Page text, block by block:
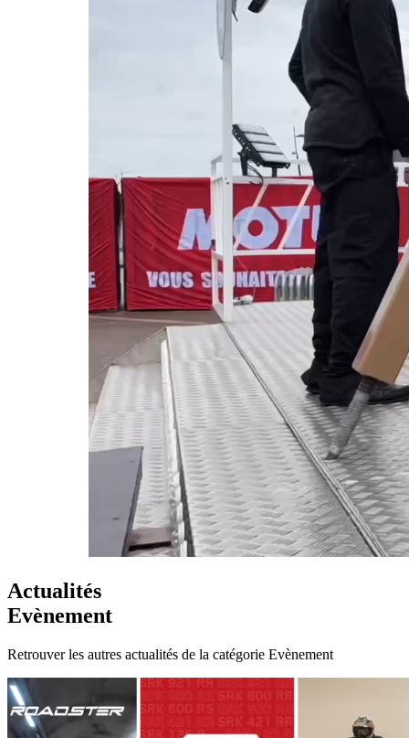
Actualités
Evènement
Retrouver les autres actualités de la catégorie Evènement